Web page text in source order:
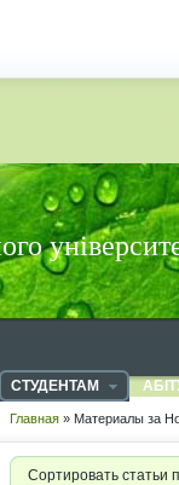
СТУДЕНТАМ
Главная » Материалы за
Сортировать статьи